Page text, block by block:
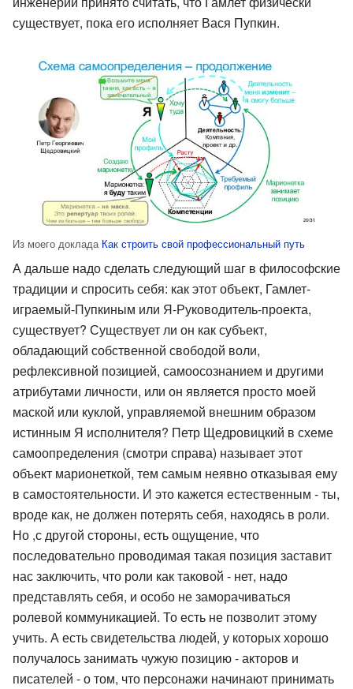
существует, пока его исполняет Вася Пупкин.
Из моего доклада Как строить свой профессиональный путь
А дальше надо сделать следующий шаг в философские
традиции и спросить себя: как этот объект, Гамлет-
играемый-Пупкиным или Я-Руководитель-проекта,
существует? Существует ли он как субъект,
обладающий собственной свободой воли,
рефлексивной позицией, самоосознанием и другими
атрибутами личности, или он является просто моей
маской или куклой, управляемой внешним образом
истинным Я исполнителя? Петр Щедровицкий в схеме
самоопределения (смотри справа) называет этот
объект марионеткой, тем самым неявно отказывая ему
в самостоятельности. И это кажется естественным - ты,
вроде как, не должен потерять себя, находясь в роли.
Но ,с другой стороны, есть ощущение, что
последовательно проводимая такая позиция заставит
нас заключить, что роли как таковой - нет, надо
представлять себя, и особо не заморачиваться
ролевой коммуникацией. То есть не позволит этому
учить. А есть свидетельства людей, у которых хорошо
получалось занимать чужую позицию - акторов и
писателей - о том, что персонажи начинают принимать